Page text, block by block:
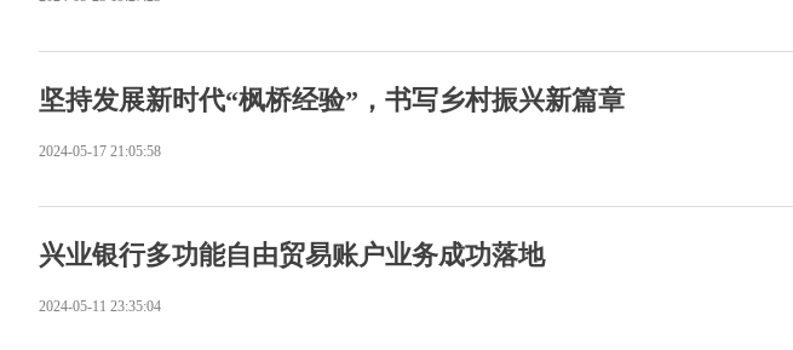
坚持发展新时代“枫桥经验”，书写乡村振兴新篇章
2024-05-17 21:05:58
兴业银行多功能自由贸易账户业务成功落地
2024-05-11 23:35:04